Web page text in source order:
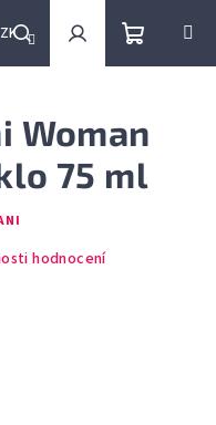
Hledat PřihlášeníNákupní
košík
Woman
75 ml
hodnocení